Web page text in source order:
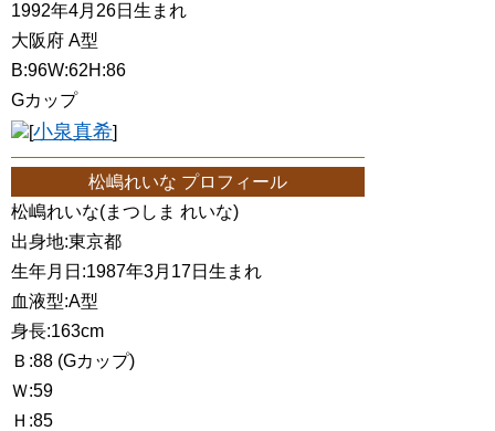
1992年4月26日生まれ
大阪府 A型
B:96W:62H:86
Gカップ
[小泉真希]
松嶋れいな プロフィール
松嶋れいな(まつしま れいな)
出身地:東京都
生年月日:1987年3月17日生まれ
血液型:A型
身長:163cm
Ｂ:88 (Gカップ)
Ｗ:59
Ｈ:85